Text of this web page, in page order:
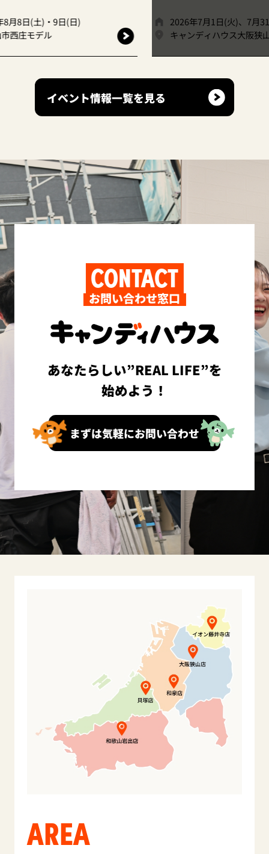
2026年7月1日(火)、7月31日(金)
キャンディハウス大阪狭山店
イベント情報一覧を見る
CONTACT
お問い合わせ窓口
あなたらしい”REAL LIFE”を
始めよう！
まずは気軽にお問い合わせ
AREA